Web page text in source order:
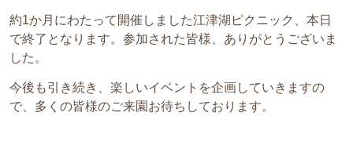
約1か月にわたって開催しました江津湖ピクニック、本日
で終了となります。参加された皆様、ありがとうございま
した。
今後も引き続き、楽しいイベントを企画していきますの
で、多くの皆様のご来園お待ちしております。